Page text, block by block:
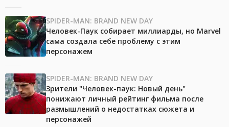
SPIDER-MAN: BRAND NEW DAY
Человек-Паук собирает миллиарды, но Marvel
сама создала себе проблему с этим
персонажем
SPIDER-MAN: BRAND NEW DAY
Зрители "Человек-паук: Новый день"
понижают личный рейтинг фильма после
размышлений о недостатках сюжета и
персонажей